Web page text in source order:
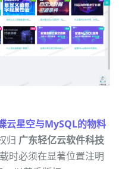
云星空与MySQL的物料
归 广东轻亿云软件科技
时必须在显著位置注明